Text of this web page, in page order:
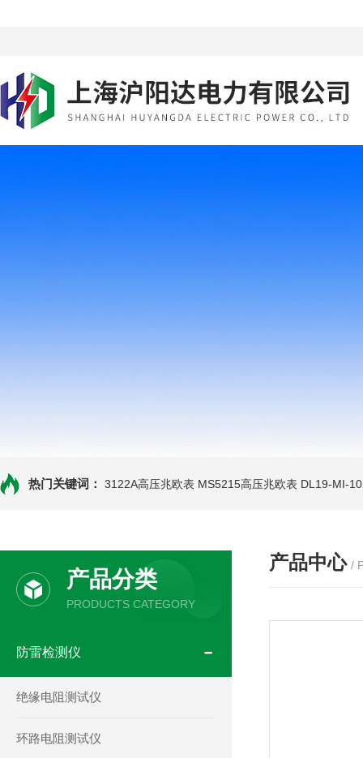
热门关键词： 3122A高压兆欧表 MS5215高压兆欧表 DL19-MI-
产品分类
PRODUCTS CATEGORY
防雷检测仪
绝缘电阻测试仪
环路电阻测试仪
产品中心 /